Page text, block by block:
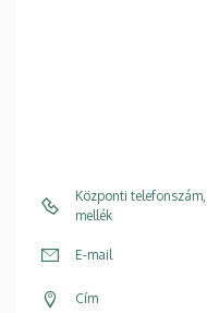
Központi telefonszám,
mellék
E-mail
Cím